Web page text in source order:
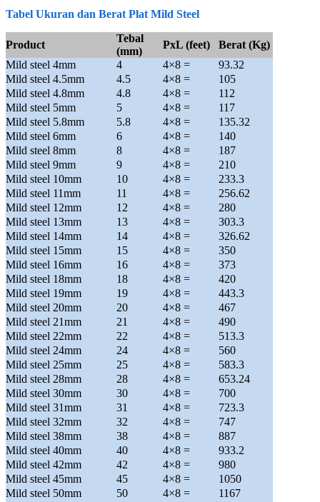
Tabel Ukuran dan Berat Plat Mild Steel
Product
Tebal
(mm)
PxL (feet)
Berat (Kg)
Mild steel 4mm
4 4×8 =
93.32
Mild steel 4.5mm
4.5 4×8 =
105
Mild steel 4.8mm
4.8 4×8 =
112
Mild steel 5mm
5 4×8 =
117
Mild steel 5.8mm
5.8 4×8 =
135.32
Mild steel 6mm
6 4×8 =
140
Mild steel 8mm
8 4×8 =
187
Mild steel 9mm
9 4×8 =
210
Mild steel 10mm
10 4×8 =
233.3
Mild steel 11mm
11 4×8 =
256.62
Mild steel 12mm
12 4×8 =
280
Mild steel 13mm
13 4×8 =
303.3
Mild steel 14mm
14 4×8 =
326.62
Mild steel 15mm
15 4×8 =
350
Mild steel 16mm
16 4×8 =
373
Mild steel 18mm
18 4×8 =
420
Mild steel 19mm
19 4×8 =
443.3
Mild steel 20mm
20 4×8 =
467
Mild steel 21mm
21 4×8 =
490
Mild steel 22mm
22 4×8 =
513.3
Mild steel 24mm
24 4×8 =
560
Mild steel 25mm
25 4×8 =
583.3
Mild steel 28mm
28 4×8 =
653.24
Mild steel 30mm
30 4×8 =
700
Mild steel 31mm
31 4×8 =
723.3
Mild steel 32mm
32 4×8 =
747
Mild steel 38mm
38 4×8 =
887
Mild steel 40mm
40 4×8 =
933.2
Mild steel 42mm
42 4×8 =
980
Mild steel 45mm
45 4×8 =
1050
Mild steel 50mm
50 4×8 =
1167